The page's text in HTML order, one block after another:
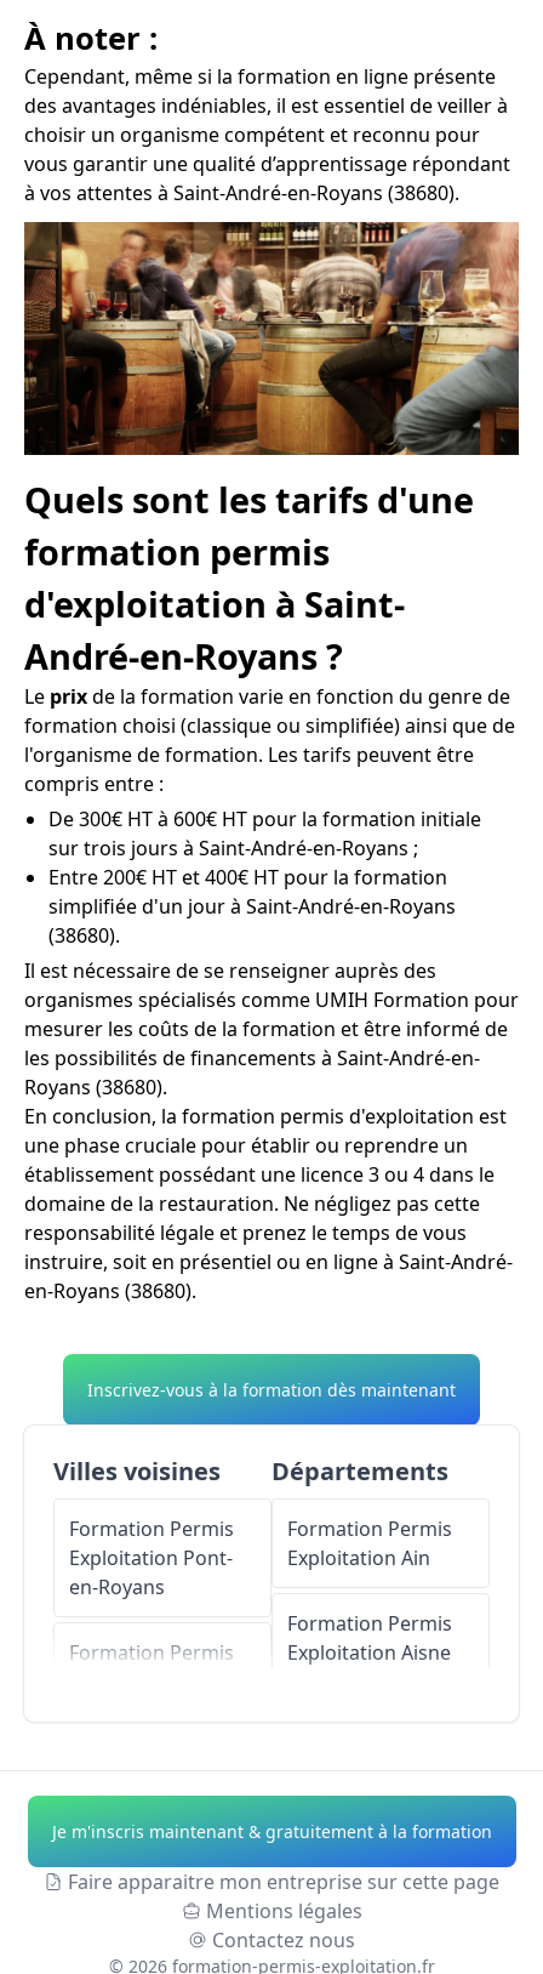
À noter :
Cependant, même si la formation en ligne présente
des avantages indéniables, il est essentiel de veiller à
choisir un organisme compétent et reconnu pour
vous garantir une qualité d’apprentissage répondant
à vos attentes à Saint-André-en-Royans (38680).
Quels sont les tarifs d'une
formation permis
d'exploitation à Saint-
André-en-Royans ?
Le prixde la formation varie en fonction du genre de
formation choisi (classique ou simplifiée) ainsi que de
l'organisme de formation. Les tarifs peuvent être
compris entre :
De 300€ HT à 600€ HT pour la formation initiale
sur trois jours à Saint-André-en-Royans ;
Entre 200€ HT et 400€ HT pour la formation
simplifiée d'un jour à Saint-André-en-Royans
(38680).
Il est nécessaire de se renseigner auprès des
organismes spécialisés comme UMIH Formation pour
mesurer les coûts de la formation et être informé de
les possibilités de financements à Saint-André-en-
Royans (38680).
En conclusion, la formation permis d'exploitation est
une phase cruciale pour établir ou reprendre un
établissement possédant une licence 3 ou 4 dans le
domaine de la restauration. Ne négligez pas cette
responsabilité légale et prenez le temps de vous
instruire, soit en présentiel ou en ligne à Saint-André-
en-Royans (38680).
Inscrivez-vous à la formation dès maintenant
Villes voisines
Formation Permis
Exploitation Pont-
en-Royans
Formation Permis
Exploitation
Châtelus
Formation Permis
Exploitation
Saint-
Chérennes
Départements
Formation Permis
Exploitation Ain
Formation Permis
Exploitation Aisne
Formation Permis
ExploitationAlpes-
de-Haute-Provence
Formation Permis
Exploitation Hautes-
Je m'inscris maintenant & gratuitement à la formation
Faire apparaitre mon entreprise sur cette page
Mentions légales
Contactez nous
© 2026 formation-permis-exploitation.fr